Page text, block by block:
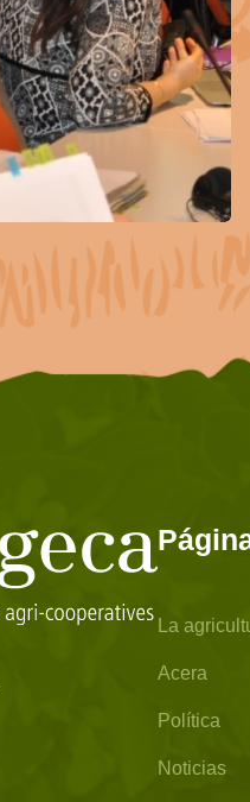
La
Acera
Política
Noticias